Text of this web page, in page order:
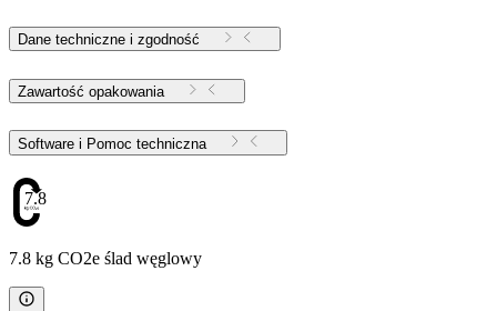
Dane techniczne i zgodność
Zawartość opakowania
Software i Pomoc techniczna
7.8
7.8 kg CO2e ślad węglowy